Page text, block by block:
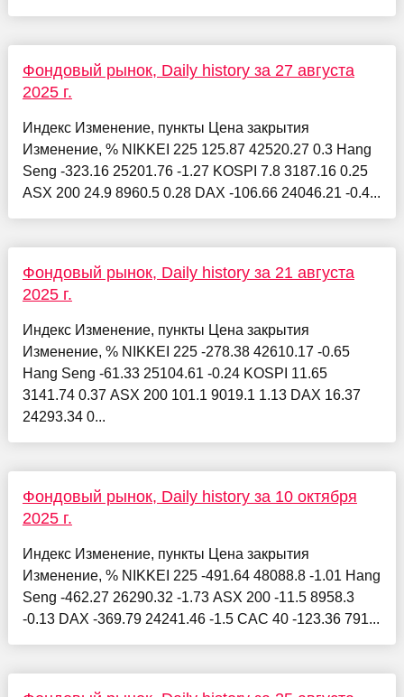
Фондовый рынок, Daily history за 27 августа
2025 г.
Индекс Изменение, пункты Цена закрытия
Изменение, % NIKKEI 225 125.87 42520.27 0.3 Hang
Seng -323.16 25201.76 -1.27 KOSPI 7.8 3187.16 0.25
ASX 200 24.9 8960.5 0.28 DAX -106.66 24046.21 -0.4...
Фондовый рынок, Daily history за 21 августа
2025 г.
Индекс Изменение, пункты Цена закрытия
Изменение, % NIKKEI 225 -278.38 42610.17 -0.65
Hang Seng -61.33 25104.61 -0.24 KOSPI 11.65
3141.74 0.37 ASX 200 101.1 9019.1 1.13 DAX 16.37
24293.34 0...
Фондовый рынок, Daily history за 10 октября
2025 г.
Индекс Изменение, пункты Цена закрытия
Изменение, % NIKKEI 225 -491.64 48088.8 -1.01 Hang
Seng -462.27 26290.32 -1.73 ASX 200 -11.5 8958.3
-0.13 DAX -369.79 24241.46 -1.5 CAC 40 -123.36 791...